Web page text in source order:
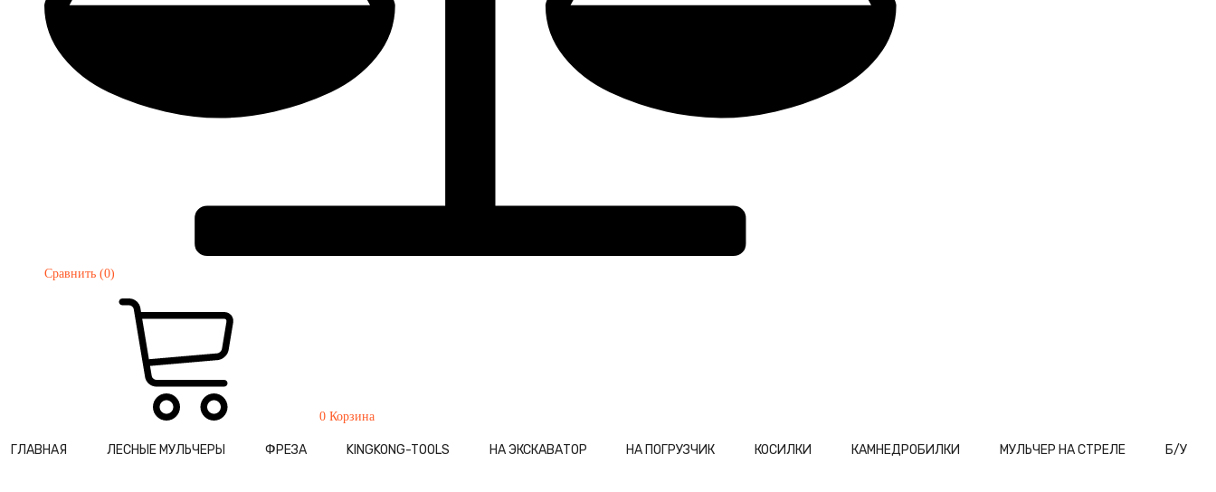
Сравнить (0)
0 Корзина
ГЛАВНАЯ ЛЕСНЫЕ МУЛЬЧЕРЫ ФРЕЗА KINGKONG-TOOLS НА ЭКСКАВАТОР НА ПОГРУЗЧИК КОСИЛКИ КАМНЕДРОБИЛКИ МУЛЬЧЕР НА СТРЕЛЕ Б/У